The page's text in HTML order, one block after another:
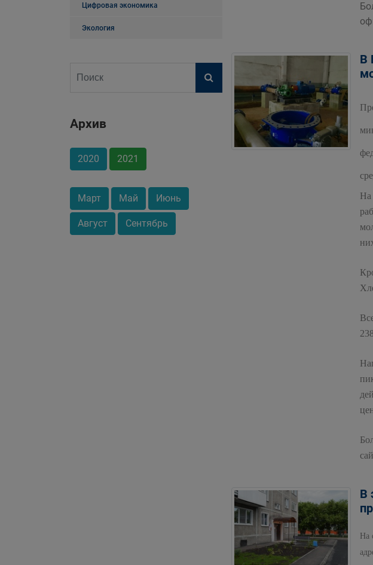
Цифровая экономика
Экология
Архив
2020 2021
Март Май Июнь
Август Сентябрь
В
На
В
На